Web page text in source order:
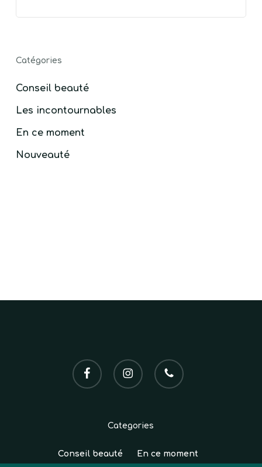
Catégories
Conseil beauté
Les incontournables
En ce moment
Nouveauté
facebook instagram phone
Categories
Conseil beauté En ce moment